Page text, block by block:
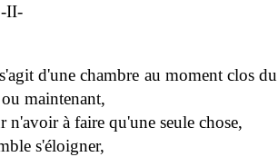
-II-
d'une chambre au moment clos du
maintenant,
à faire qu'une seule chose,
s'éloigner,